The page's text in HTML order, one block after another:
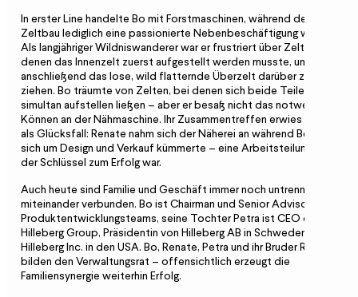
In erster Line handelte Bo mit Forstmaschinen, während der
Zeltbau lediglich eine passionierte Nebenbeschäftigung war.
Als langjähriger Wildniswanderer war er frustriert über Zelte, bei
denen das Innenzelt zuerst aufgestellt werden musste, um
anschließend das lose, wild flatternde Überzelt darüber zu
ziehen. Bo träumte von Zelten, bei denen sich beide Teile
simultan aufstellen ließen – aber er besaß nicht das notwendige
Können an der Nähmaschine. Ihr Zusammentreffen erwies sich
als Glücksfall: Renate nahm sich der Näherei an während Bosse
sich um Design und Verkauf kümmerte – eine Arbeitsteilung, die
der Schlüssel zum Erfolg war.
Auch heute sind Familie und Geschäft immer noch untrennbar
miteinander verbunden. Bo ist Chairman und Senior Advisor des
Produktentwicklungsteams, seine Tochter Petra ist CEO der
Hilleberg Group, Präsidentin von Hilleberg AB in Schweden und
Hilleberg Inc. in den USA. Bo, Renate, Petra und ihr Bruder Rolf
bilden den Verwaltungsrat – offensichtlich erzeugt die
Familiensynergie weiterhin Erfolg.